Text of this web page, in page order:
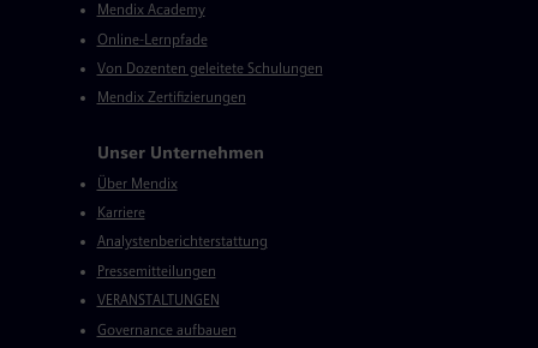
Mendix Academy
Online-Lernpfade
Von Dozenten geleitete Schulungen
Mendix Zertifizierungen
Unser Unternehmen
Über Mendix
Karriere
Analystenberichterstattung
Pressemitteilungen
VERANSTALTUNGEN
Governance aufbauen